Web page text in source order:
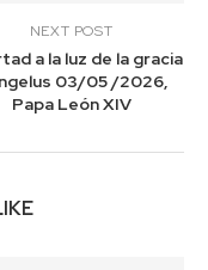
NEXT POST
a la luz de la gracia
03/05 /2026,
Papa León XIV